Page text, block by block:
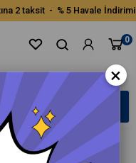
2 taksit - % 5 Havale İndirimi
0
×